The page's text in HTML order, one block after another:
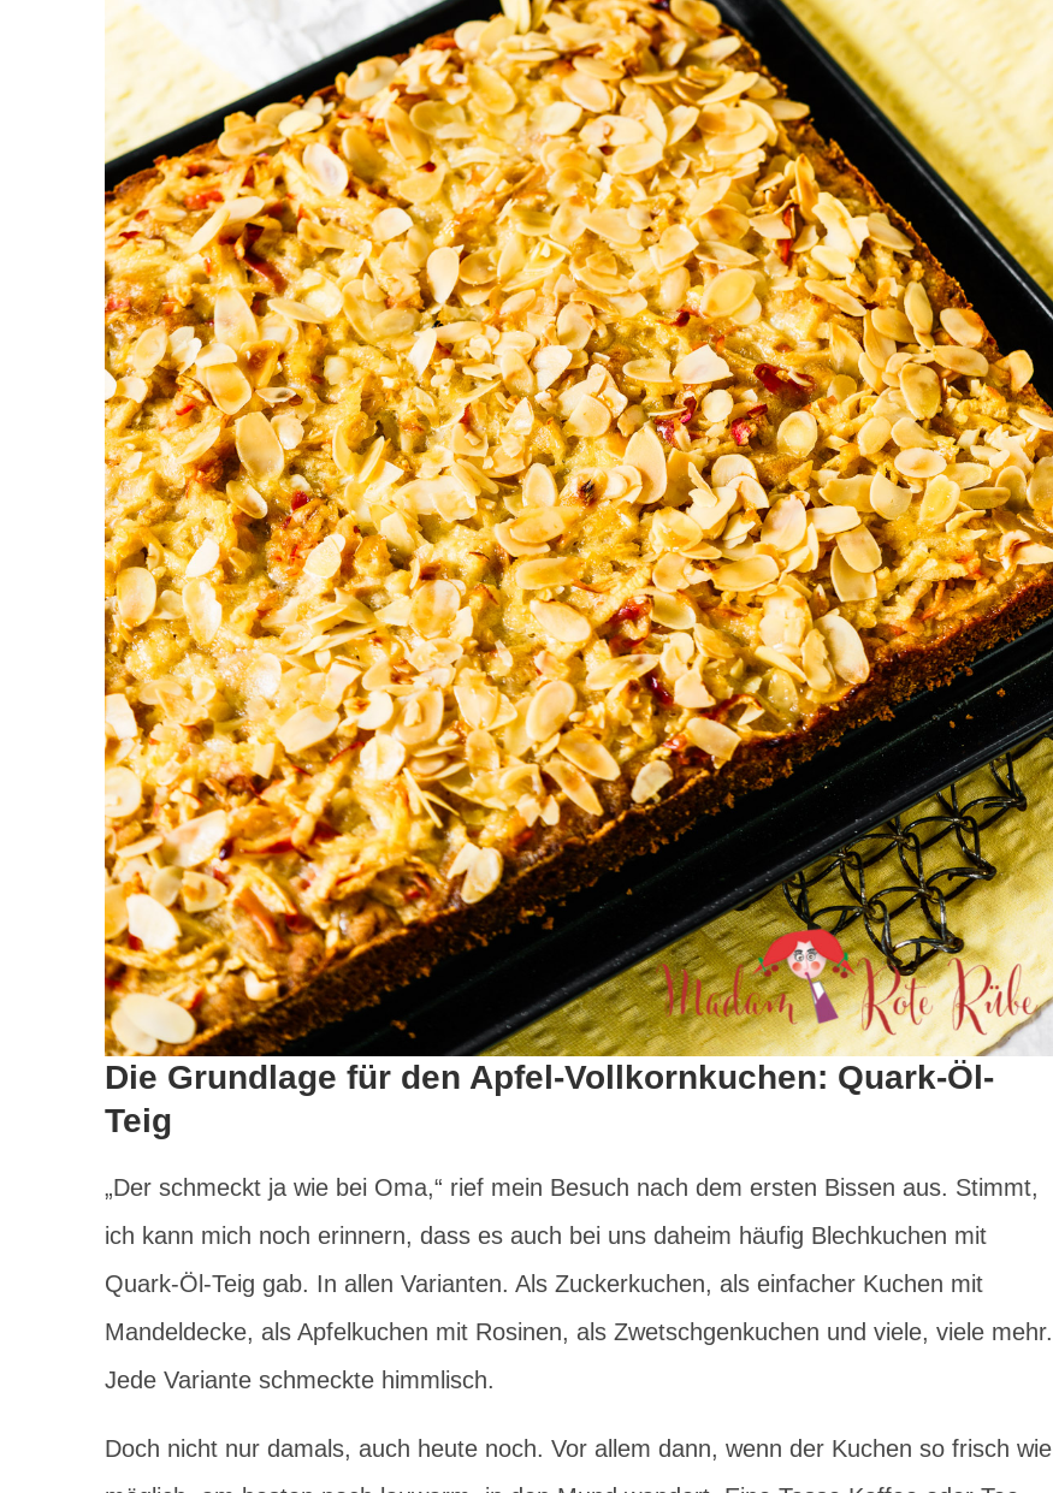
Die Grundlage für den Apfel-Vollkornkuchen: Quark-Öl-
Teig
„Der schmeckt ja wie bei Oma,“ rief mein Besuch nach dem ersten Bissen aus. Stimmt,
ich kann mich noch erinnern, dass es auch bei uns daheim häufig Blechkuchen mit
Quark-Öl-Teig gab. In allen Varianten. Als Zuckerkuchen, als einfacher Kuchen mit
Mandeldecke, als Apfelkuchen mit Rosinen, als Zwetschgenkuchen und viele, viele mehr.
Jede Variante schmeckte himmlisch.
Doch nicht nur damals, auch heute noch. Vor allem dann, wenn der Kuchen so frisch wie